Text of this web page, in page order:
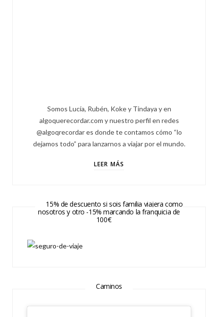
Somos Lucía, Rubén, Koke y Tindaya y en
algoquerecordar.com y nuestro perfil en redes
@algoqrecordar es donde te contamos cómo “lo
dejamos todo” para lanzarnos a viajar por el mundo.
LEER MÁS
15% de descuento si sois familia viajera como
nosotros y otro -15% marcando la franquicia de
100€
Caminos